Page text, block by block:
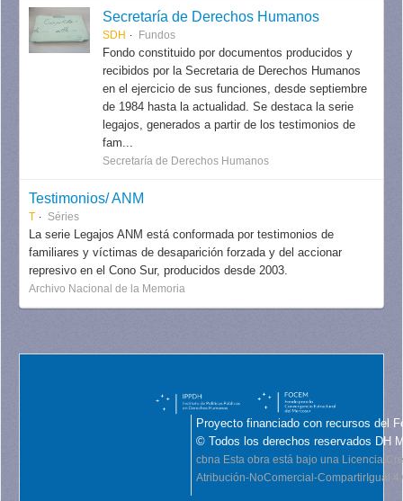
Secretaría de Derechos Humanos
SDH Fundos
Fondo constituido por documentos producidos y
recibidos por la Secretaria de Derechos Humanos
en el ejercicio de sus funciones, desde septiembre
de 1984 hasta la actualidad. Se destaca la serie
legajos, generados a partir de los testimonios de
fam...
Secretaría de Derechos Humanos
Testimonios/ ANM
T Séries
La serie Legajos ANM está conformada por testimonios de
familiares y víctimas de desaparición forzada y del accionar
represivo en el Cono Sur, producidos desde 2003.
Archivo Nacional de la Memoria
Proyecto financiado con recursos del
© Todos los derechos reservados DH
cbna Esta obra está bajo una Licencia
Atribución-NoComercial-CompartirIgual